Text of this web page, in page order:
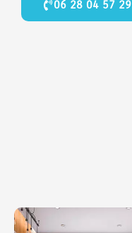
06 28 04 57 29